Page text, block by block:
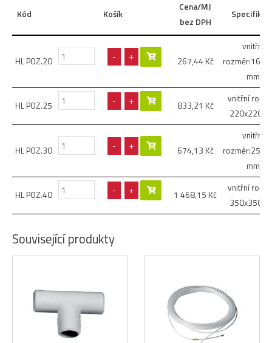
Kód Košík
Cena/MJ
bez DPH
HL POZ.20 - + 267,44 Kč
vnitřní
mm
HL POZ.25 - + 833,21 Kč
vnitřní
220x220
HL POZ.30 - + 674,13 Kč
vnitřní
mm
HL POZ.40 - + 1 468,15 Kč
vnitřní
350x350
Související produkty